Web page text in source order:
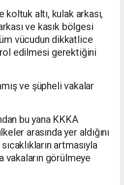
koltuk altı, kulak arkası,
ve kasık bölgesi
vücudun dikkatlice
edilmesi gerektiğini
ve şüpheli vakalar
bu yana KKKA
arasında yer aldığını
artmasıyla
vakaların görülmeye